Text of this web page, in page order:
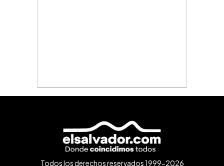
Todos los derechos reservados 1999-2026